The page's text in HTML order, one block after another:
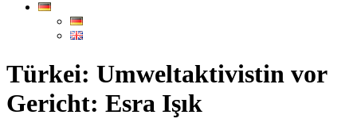
Türkei: Umweltaktivistin vor
Gericht: Esra Işık